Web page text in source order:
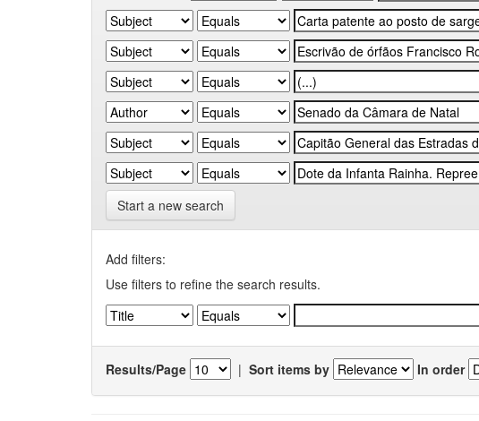
Start a new search
Add filters:
Use filters to refine the search results.
Results/Page | Sort items by In order